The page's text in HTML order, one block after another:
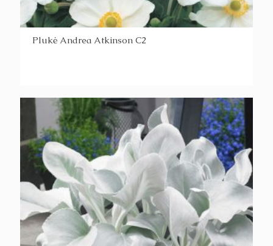
Plukė Andrea Atkinson C2